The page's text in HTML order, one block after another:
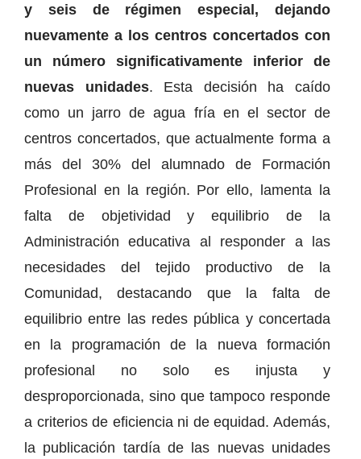
y seis de régimen especial, dejando
nuevamente a los centros concertados con
un número significativamente inferior de
nuevas unidades. Esta decisión ha caído
como un jarro de agua fría en el sector de
centros concertados, que actualmente forma a
más del 30% del alumnado de Formación
Profesional en la región. Por ello, lamenta la
falta de objetividad y equilibrio de la
Administración educativa al responder a las
necesidades del tejido productivo de la
Comunidad, destacando que la falta de
equilibrio entre las redes pública y concertada
en la programación de la nueva formación
profesional no solo es injusta y
desproporcionada, sino que tampoco responde
a criterios de eficiencia ni de equidad. Además,
la publicación tardía de las nuevas unidades